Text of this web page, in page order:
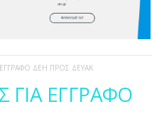
ΔΕΗ ΠΡΟΣ ΔΕΥΑΚ
ΓΙΑ ΕΓΓΡΑΦΟ